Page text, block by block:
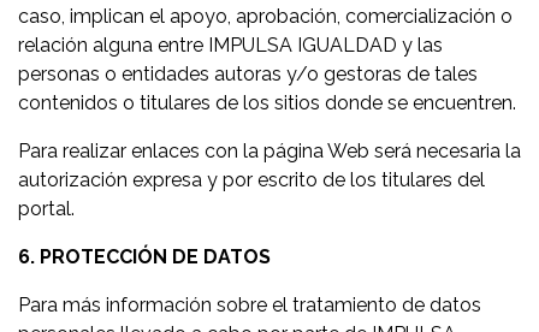
caso, implican el apoyo, aprobación, comercialización o
relación alguna entre IMPULSA IGUALDAD y las
personas o entidades autoras y/o gestoras de tales
contenidos o titulares de los sitios donde se encuentren.
Para realizar enlaces con la página Web será necesaria la
autorización expresa y por escrito de los titulares del
portal.
6. PROTECCIÓN DE DATOS
Para más información sobre el tratamiento de datos